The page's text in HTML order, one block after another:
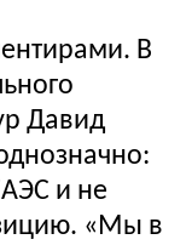
В
Давид
и не
«Мы в